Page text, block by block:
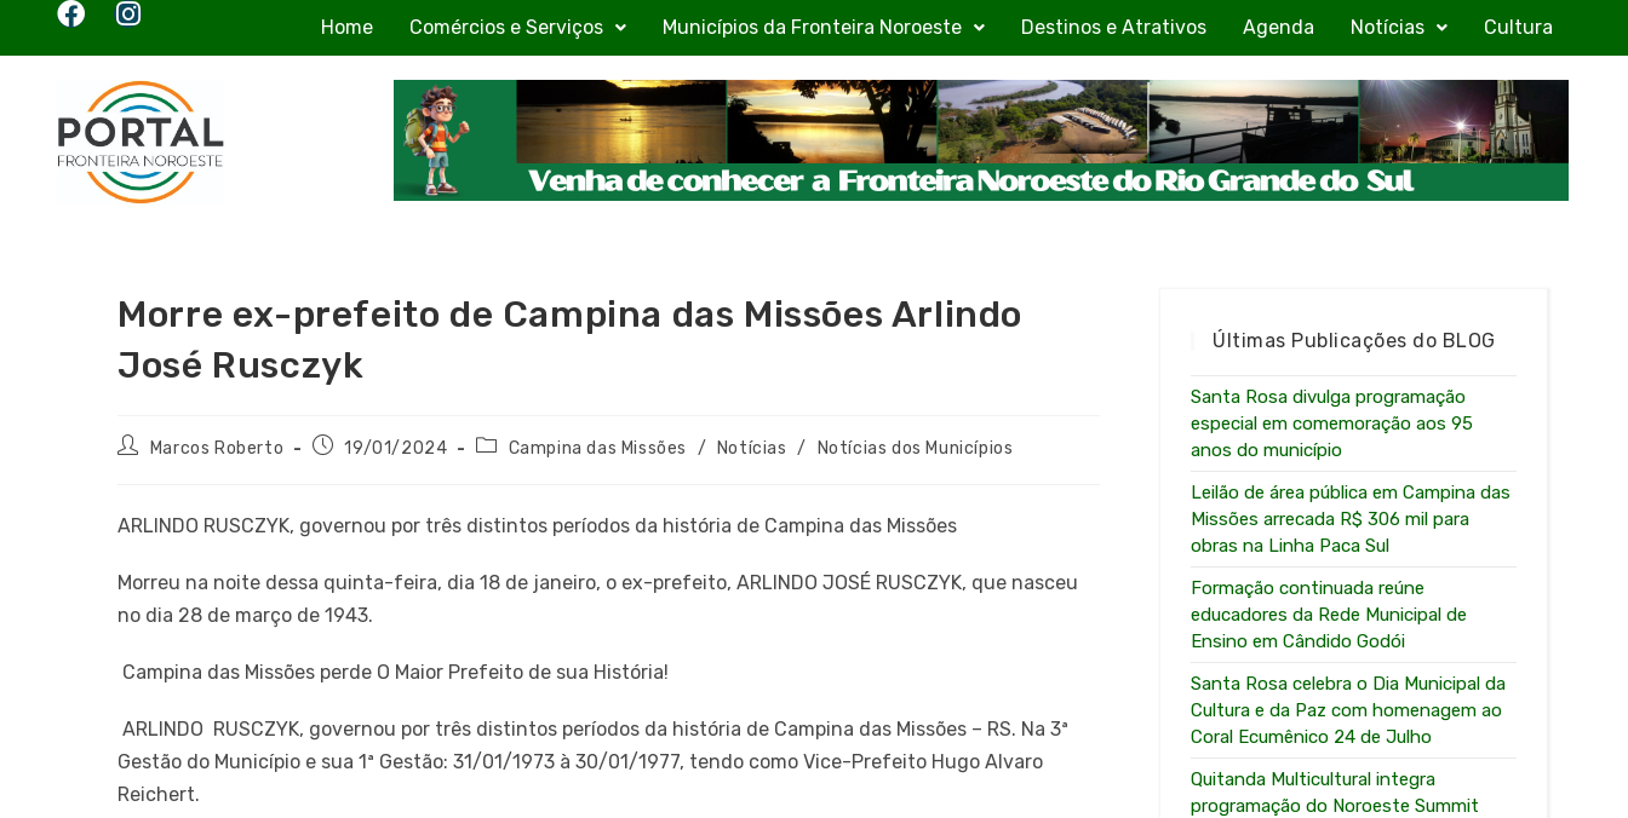
Home Comércios e Serviços Municípios da Fronteira Noroeste Destinos e Atrativos Agenda Notícias Cultura
Morre ex-prefeito de Campina das Missões Arlindo
José Rusczyk
Marcos Roberto 19/01/2024 Campina das Missões / Notícias / Notícias dos Municípios
ARLINDO RUSCZYK, governou por três distintos períodos da história de Campina das Missões
Morreu na noite dessa quinta-feira, dia 18 de janeiro, o ex-prefeito, ARLINDO JOSÉ RUSCZYK, que nasceu
no dia 28 de março de 1943.
Campina das Missões perde O Maior Prefeito de sua História!
ARLINDO RUSCZYK, governou por três distintos períodos da história de Campina das Missões – RS. Na 3ª
Gestão do Município e sua 1ª Gestão: 31/01/1973 à 30/01/1977, tendo como Vice-Prefeito Hugo Alvaro
Reichert.
Últimas Publicações do BLOG
Santa Rosa divulga programação
especial em comemoração aos 95
anos do município
Leilão de área pública em Campina das
Missões arrecada R$ 306 mil para
obras na Linha Paca Sul
Formação continuada reúne
educadores da Rede Municipal de
Ensino em Cândido Godói
Santa Rosa celebra o Dia Municipal da
Cultura e da Paz com homenagem ao
Coral Ecumênico 24 de Julho
Quitanda Multicultural integra
programação do Noroeste Summit